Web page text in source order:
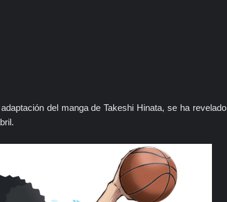
del manga de Takeshi Hinata, se ha revelado